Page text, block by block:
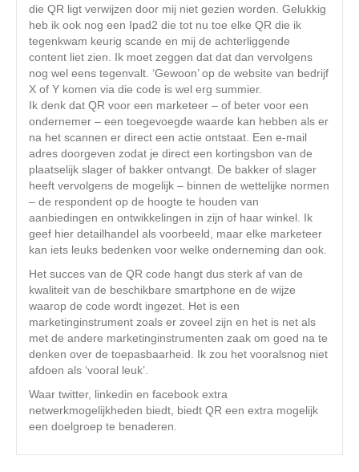
die QR ligt verwijzen door mij niet gezien worden. Gelukkig
heb ik ook nog een Ipad2 die tot nu toe elke QR die ik
tegenkwam keurig scande en mij de achterliggende
content liet zien. Ik moet zeggen dat dat dan vervolgens
nog wel eens tegenvalt. ‘Gewoon’ op de website van bedrijf
X of Y komen via die code is wel erg summier.
Ik denk dat QR voor een marketeer – of beter voor een
ondernemer – een toegevoegde waarde kan hebben als er
na het scannen er direct een actie ontstaat. Een e-mail
adres doorgeven zodat je direct een kortingsbon van de
plaatselijk slager of bakker ontvangt. De bakker of slager
heeft vervolgens de mogelijk – binnen de wettelijke normen
– de respondent op de hoogte te houden van
aanbiedingen en ontwikkelingen in zijn of haar winkel. Ik
geef hier detailhandel als voorbeeld, maar elke marketeer
kan iets leuks bedenken voor welke onderneming dan ook.
Het succes van de QR code hangt dus sterk af van de
kwaliteit van de beschikbare smartphone en de wijze
waarop de code wordt ingezet. Het is een
marketinginstrument zoals er zoveel zijn en het is net als
met de andere marketinginstrumenten zaak om goed na te
denken over de toepasbaarheid. Ik zou het vooralsnog niet
afdoen als ‘vooral leuk’.
Waar twitter, linkedin en facebook extra
netwerkmogelijkheden biedt, biedt QR een extra mogelijk
een doelgroep te benaderen.